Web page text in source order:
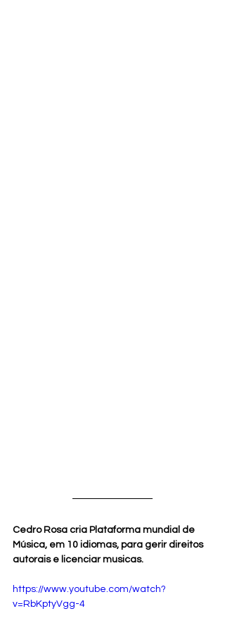
Cedro Rosa cria Plataforma mundial de
Música, em 10 idiomas, para gerir direitos
autorais e licenciar musicas.
https://www.youtube.com/watch?
v=RbKptyVgg-4